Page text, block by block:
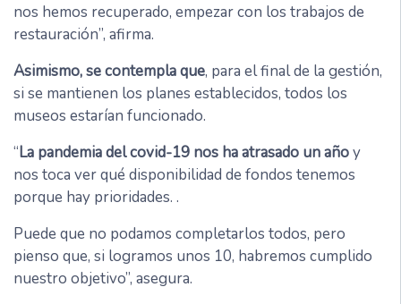
nos hemos recuperado, empezar con los trabajos de
restauración”, afirma.
Asimismo, se contempla que, para el final de la gestión,
si se mantienen los planes establecidos, todos los
museos estarían funcionado.
“La pandemia del covid-19 nos ha atrasado un añoy
nos toca ver qué disponibilidad de fondos tenemos
porque hay prioridades. .
Puede que no podamos completarlos todos, pero
pienso que, si logramos unos 10, habremos cumplido
nuestro objetivo”, asegura.